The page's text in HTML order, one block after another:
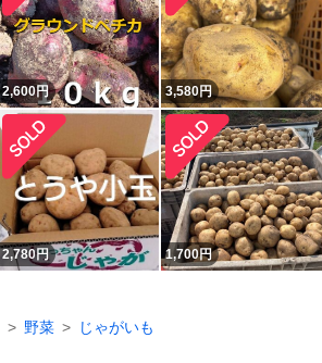
2,600円 3,580円
2,780円 1,700円
野菜 じゃがいも